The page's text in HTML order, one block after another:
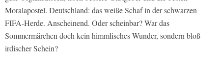
Moralapostel. Deutschland: das weiße Schaf in der schwarzen
FIFA-Herde. Anscheinend. Oder scheinbar? War das
Sommermärchen doch kein himmlisches Wunder, sondern bloß
irdischer Schein?